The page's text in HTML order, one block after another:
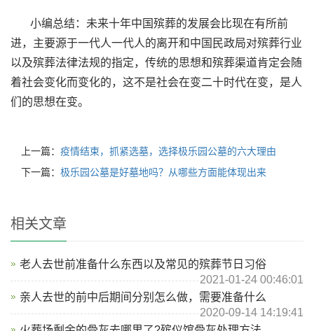
小编总结：未来十年中国殡葬的发展会比现在有所前
进，主要源于一代人一代人的离开和中国民政局对殡葬行业
以及殡葬法律法规的指定，传统的思想和殡葬渠道肯定会随
着社会变化而变化的，这不是社会在变二十时代在变，是人
们的思想在变。
上一篇： 疫情结束，抓紧选墓，选择极乐园公墓的六大理由
下一篇： 极乐园公墓是好墓地吗？从哪些方面能体现出来
相关文章
老人去世前准备什么东西以及常见的殡葬节日习俗
2021-01-24 00:46:01
亲人去世的前中后期间分别怎么做，需要准备什么
2020-09-14 14:19:41